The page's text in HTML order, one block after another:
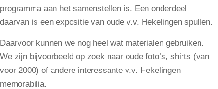
programma aan het samenstellen is. Een onderdeel
daarvan is een expositie van oude v.v. Hekelingen spullen.
Daarvoor kunnen we nog heel wat materialen gebruiken.
We zijn bijvoorbeeld op zoek naar oude foto’s, shirts (van
voor 2000) of andere interessante v.v. Hekelingen
memorabilia.